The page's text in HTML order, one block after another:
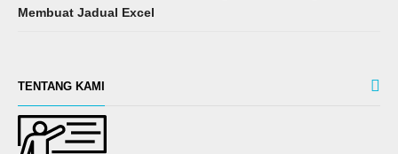
Membuat Jadual Excel
TENTANG KAMI